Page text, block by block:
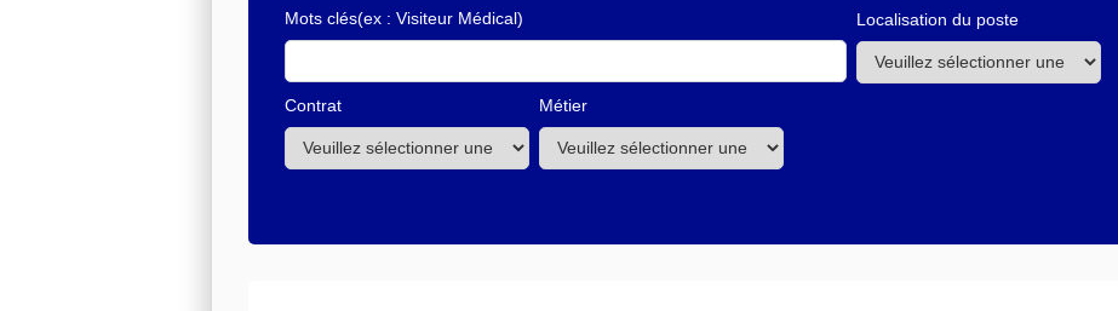
Mots clés(ex : Visiteur Médical) Localisation du poste
Contrat Métier